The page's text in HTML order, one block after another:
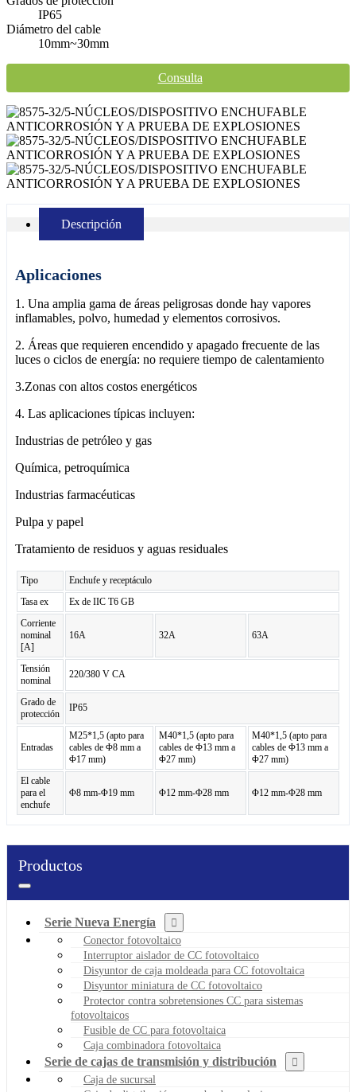
IP65
Diámetro del cable
10mm~30mm
Consulta
Descripción
Aplicaciones
1. Una amplia gama de áreas peligrosas donde hay vapores
inflamables, polvo, humedad y elementos corrosivos.
2. Áreas que requieren encendido y apagado frecuente de las
luces o ciclos de energía: no requiere tiempo de calentamiento
3.Zonas con altos costos energéticos
4. Las aplicaciones típicas incluyen:
Industrias de petróleo y gas
Química, petroquímica
Industrias farmacéuticas
Pulpa y papel
Tratamiento de residuos y aguas residuales
Tipo
Enchufe y receptáculo
Tasa ex
Ex de IIC T6 GB
Corriente
nominal
[A]
16A 32A 63A
Tensión
nominal
220/380 V CA
Grado de
protección
IP65
Entradas
M25*1,5 (apto para
cables de Φ8 mm a
Φ17 mm)
M40*1,5 (apto para
cables de Φ13 mm a
Φ27 mm)
M40*1,5 (apto para
cables de Φ13 mm a
Φ27 mm)
El cable
para el
enchufe
Φ8 mm-Φ19 mm Φ12 mm-Φ28 mm Φ12 mm-Φ28 mm
Productos
Serie Nueva Energía
Conector fotovoltaico
Interruptor aislador de CC fotovoltaico
Disyuntor de caja moldeada para CC fotovoltaica
Disyuntor miniatura de CC fotovoltaico
Protector contra sobretensiones CC para sistemas
fotovoltaicos
Fusible de CC para fotovoltaica
Caja combinadora fotovoltaica
Serie de cajas de transmisión y distribución
Caja de sucursal